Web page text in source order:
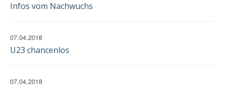
Infos vom Nachwuchs
07.04.2018
U23 chancenlos
07.04.2018